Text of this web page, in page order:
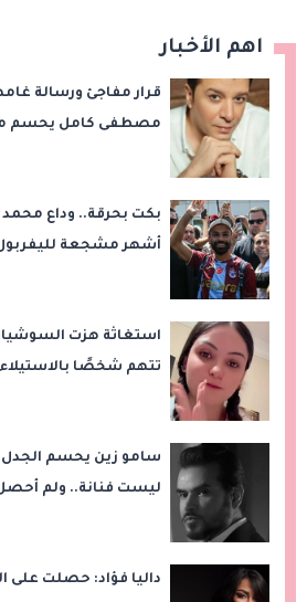
اهم الأخبار
قرار مفاجئ ورسالة
مصطفى كامل يحسم
بكت بحرقة.. وداع
أشهر مشجعة
استغاثة هزت
تتهم شخصًا بالاستيلاء
سامو زين يحسم
ليست فنانة.. ولم
داليا فؤاد: حصلت على